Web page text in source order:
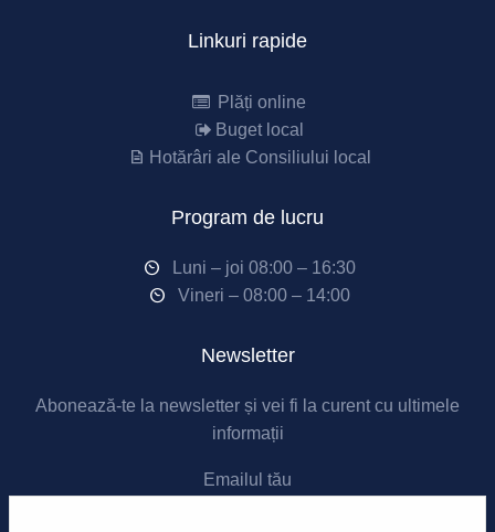
Linkuri rapide
Plăți online
Buget local
Hotărâri ale Consiliului local
Program de lucru
Luni – joi 08:00 – 16:30
Vineri – 08:00 – 14:00
Newsletter
Abonează-te la newsletter și vei fi la curent cu ultimele
informații
Emailul tău